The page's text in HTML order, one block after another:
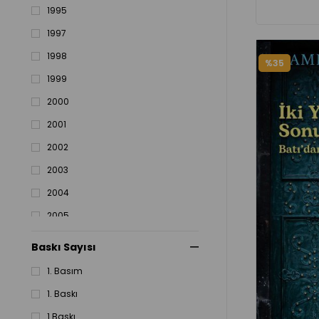
1995
1997
1998
1999
2000
2001
2002
2003
2004
2005
Baskı Sayısı
1. Basım
1. Baskı
1.Baskı
%35